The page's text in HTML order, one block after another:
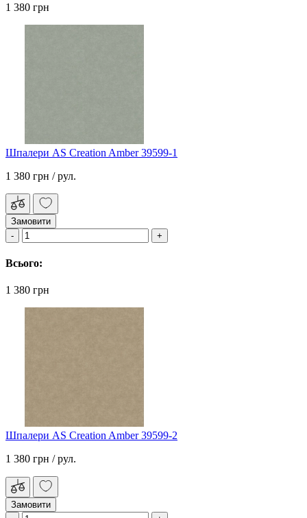
1 380 грн
Шпалери AS Creation Amber 39599-1
1 380 грн / рул.
Замовити
Всього:
1 380 грн
Шпалери AS Creation Amber 39599-2
1 380 грн / рул.
Замовити